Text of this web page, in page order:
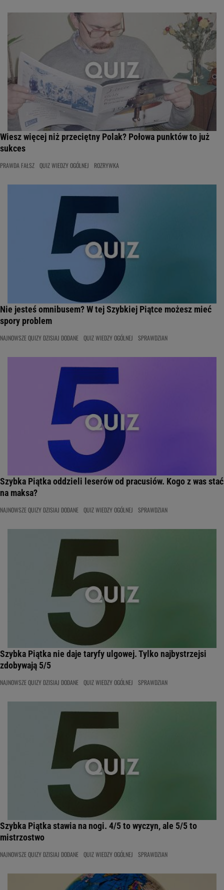
Wiesz więcej niż przeciętny Polak? Połowa punktów to już
sukces
PRAWDA FAŁSZ QUIZ WIEDZY OGÓLNEJ ROZRYWKA
Nie jesteś omnibusem? W tej Szybkiej Piątce możesz mieć
spory problem
NAJNOWSZE QUIZY DZISIAJ DODANE QUIZ WIEDZY OGÓLNEJ SPRAWDZIAN
Szybka Piątka oddzieli leserów od pracusiów. Kogo z was stać
na maksa?
NAJNOWSZE QUIZY DZISIAJ DODANE QUIZ WIEDZY OGÓLNEJ SPRAWDZIAN
Szybka Piątka nie daje taryfy ulgowej. Tylko najbystrzejsi
zdobywają 5/5
NAJNOWSZE QUIZY DZISIAJ DODANE QUIZ WIEDZY OGÓLNEJ SPRAWDZIAN
Szybka Piątka stawia na nogi. 4/5 to wyczyn, ale 5/5 to
mistrzostwo
NAJNOWSZE QUIZY DZISIAJ DODANE QUIZ WIEDZY OGÓLNEJ SPRAWDZIAN